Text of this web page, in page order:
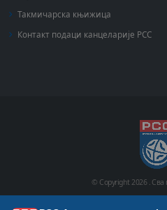
Такмичарска књижица
Контакт подаци канцеларије РСС
© Copyright2026 . Сва